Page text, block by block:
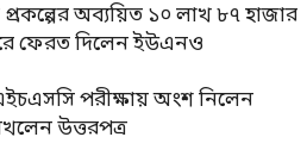
অব্যয়িত ১০ লাখ ৮৭ হাজার
ফেরত দিলেন ইউএনও
পরীক্ষায় অংশ নিলেন
উত্তরপত্র